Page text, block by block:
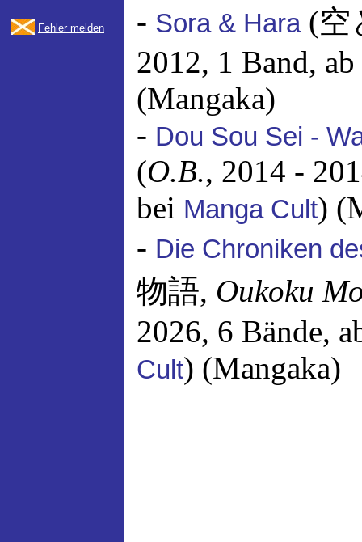
Fehler melden
- Sora & Hara(空
2012, 1 Band,
(Mangaka)
- Dou Sou Sei -
(O.B., 2014 -
bei Manga Cult)
- Die Chroniken
物語, Oukoku
2026, 6 Bände,
Cult) (Mangaka)